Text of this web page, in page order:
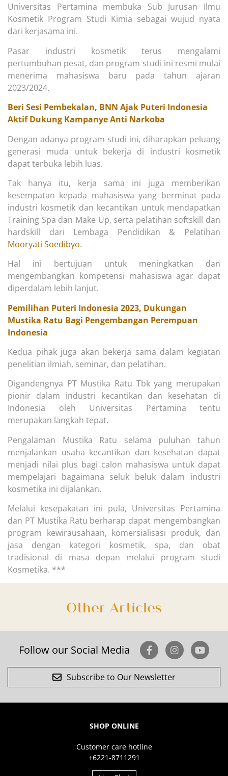
Universitas Pertamina membuka Sub Jurusan Ilmu
Kosmetik Program Studi Kimia sebagai wujud nyata
dari kerjasama ini.
Pasar industri kosmetik terus mengalami
pertumbuhan pesat, dan program studi ini resmi mulai
menerima mahasiswa baru pada tahun ajaran
2023/2024.
Beri Sesi Pembekalan, BNN Ajak Puteri Indonesia
Aktif Dukung Kampanye Anti Narkoba
Dengan adanya program studi ini, diharapkan peluang
generasi muda untuk bekerja di industri kosmetik
dapat terbuka lebih luas.
Tak hanya itu, kerja sama ini juga memberikan
kesempatan kepada mahasiswa yang berminat pada
industri kosmetik dan kecantikan untuk mendapatkan
Training Spa dan Make Up, serta pelatihan softskill dan
hardskill dari Lembaga Pendidikan & Pelatihan
Mooryati Soedibyo.
Hal ini bertujuan untuk meningkatkan dan
mengembangkan kompetensi mahasiswa agar dapat
diperdalam lebih lanjut.
Pemilihan Puteri Indonesia 2023, Dukungan
Mustika Ratu Bagi Pengembangan Perempuan
Indonesia
Kedua pihak juga akan bekerja sama dalam kegiatan
penelitian ilmiah, seminar, dan pelatihan.
Digandengnya PT Mustika Ratu Tbk yang merupakan
pionir dalam industri kecantikan dan kesehatan di
Indonesia oleh Universitas Pertamina tentu
merupakan langkah tepat.
Pengalaman Mustika Ratu selama puluhan tahun
menjalankan usaha kecantikan dan kesehatan dapat
menjadi nilai plus bagi calon mahasiswa untuk dapat
mempelajari bagaimana seluk beluk dalam industri
kosmetika ini dijalankan.
Melalui kesepakatan ini pula, Universitas Pertamina
dan PT Mustika Ratu berharap dapat mengembangkan
program kewirausahaan, komersialisasi produk, dan
jasa dengan kategori kosmetik, spa, dan obat
tradisional di masa depan melalui program studi
Kosmetika. ***
Other Articles
Follow our Social Media
Subscribe to Our Newsletter
SHOP ONLINE
Customer care hotline
+6221-8711291